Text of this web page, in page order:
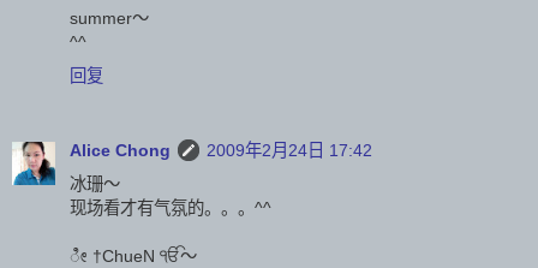
summer～
^^
回复
Alice Chong
2009年2月24日 17:42
冰珊～
现场看才有气氛的。。。^^
ೀ †ChueN ੴ～